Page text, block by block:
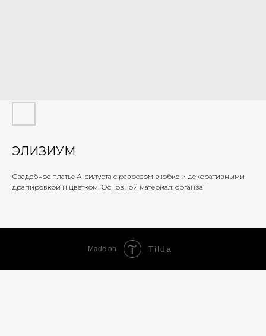
ЭЛИЗИУМ
Свадебное платье А-силуэта с разрезом в юбке и декоративными
драпировкой и цветком. Основной материал: органза
Made on Tilda